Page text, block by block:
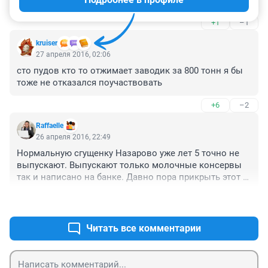
+1 –1
kruiser
27 апреля 2016, 02:06
сто пудов кто то отжимает заводик за 800 тонн я бы
тоже не отказался поучаствовать
+6 –2
Raffaelle
26 апреля 2016, 22:49
Нормальную сгущенку Назарово уже лет 5 точно не
выпускают. Выпускают только молочные консервы
так и написано на банке. Давно пора прикрыть этот
Читать все комментарии